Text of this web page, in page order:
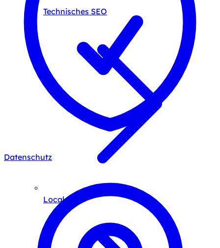
Technisches SEO
Local SEO
Datenschutz